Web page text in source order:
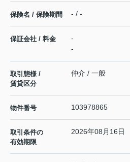
保険名 / 保険期間 - / -
保証会社 / 料金
-
-
取引態様 /
賃貸区分
仲介 / 一般
物件番号 103978865
取引条件の
有効期限
2026年08月16日